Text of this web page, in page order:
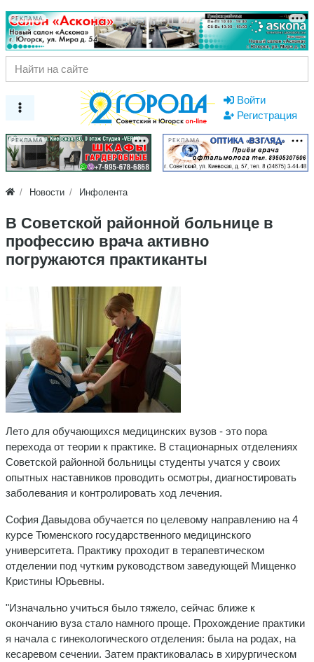
РЕКЛАМА
Войти
Регистрация
РЕКЛАМА РЕКЛАМА
Новости Инфолента
В Советской районной больнице в
профессию врача активно
погружаются практиканты
Лето для обучающихся медицинских вузов - это пора
перехода от теории к практике. В стационарных отделениях
Советской районной больницы студенты учатся у своих
опытных наставников проводить осмотры, диагностировать
заболевания и контролировать ход лечения.
София Давыдова обучается по целевому направлению на 4
курсе Тюменского государственного медицинского
университета. Практику проходит в терапевтическом
отделении под чутким руководством заведующей Мищенко
Кристины Юрьевны.
"Изначально учиться было тяжело, сейчас ближе к
окончанию вуза стало намного проще. Прохождение практики
я начала с гинекологического отделения: была на родах, на
кесаревом сечении. Затем практиковалась в хирургическом